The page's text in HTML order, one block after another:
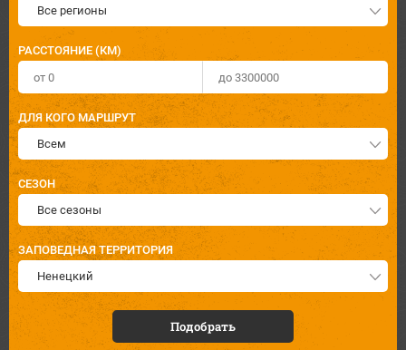
Все регионы
РАССТОЯНИЕ (КМ)
ДЛЯ КОГО МАРШРУТ
Всем
СЕЗОН
Все сезоны
ЗАПОВЕДНАЯ ТЕРРИТОРИЯ
Ненецкий
Подобрать